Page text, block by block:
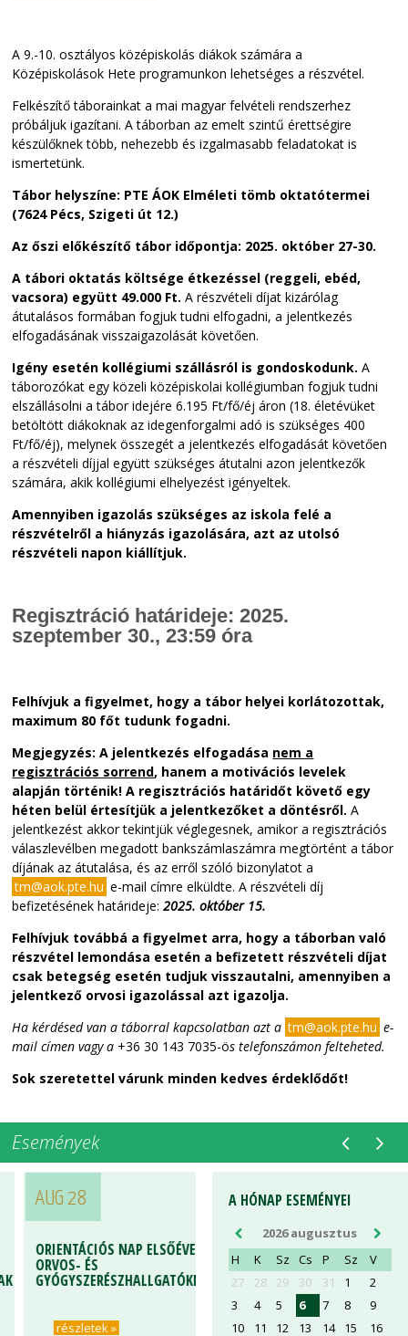
A 9.-10. osztályos középiskolás diákok számára a
Középiskolások Hete programunkon lehetséges a részvétel.
Felkészítő táborainkat a mai magyar felvételi rendszerhez
próbáljuk igazítani. A táborban az emelt szintű érettségire
készülőknek több, nehezebb és izgalmasabb feladatokat is
ismertetünk.
Tábor helyszíne: PTE ÁOK Elméleti tömb oktatótermei
(7624 Pécs, Szigeti út 12.)
Az őszi előkészítő tábor időpontja: 2025. október 27-30.
A tábori oktatás költsége étkezéssel (reggeli, ebéd,
vacsora) együtt 49.000 Ft. A részvételi díjat kizárólag
átutalásos formában fogjuk tudni elfogadni, a jelentkezés
elfogadásának visszaigazolását követően.
Igény esetén kollégiumi szállásról is gondoskodunk.A
táborozókat egy közeli középiskolai kollégiumban fogjuk tudni
elszállásolni a tábor idejére 6.195 Ft/fő/éj áron (18. életévüket
betöltött diákoknak az idegenforgalmi adó is szükséges 400
Ft/fő/éj), melynek összegét a jelentkezés elfogadását követően
a részvételi díjjal együtt szükséges átutalni azon jelentkezők
számára, akik kollégiumi elhelyezést igényeltek.
Amennyiben igazolás szükséges az iskola felé a
részvételről a hiányzás igazolására, azt az utolsó
részvételi napon kiállítjuk.
Regisztráció határideje: 2025.
szeptember 30., 23:59 óra
Felhívjuk a figyelmet, hogy a tábor helyei korlátozottak,
maximum 80 főt tudunk fogadni.
Megjegyzés: A jelentkezés elfogadása nem a
regisztrációs sorrend, hanem a motivációs levelek
alapján történik! A regisztrációs határidőt követő egy
héten belül értesítjük a jelentkezőket a döntésről. A
jelentkezést akkor tekintjük véglegesnek, amikor a regisztrációs
válaszlevélben megadott bankszámlaszámra megtörtént a tábor
díjának az átutalása, és az erről szóló bizonylatot a
tm@aok.pte.hu e-mail címre elküldte. A részvételi díj
befizetésének határideje:2025. október 15.
Felhívjuk továbbá a figyelmet arra, hogy a táborban való
részvétel lemondása esetén a befizetett részvételi díjat
csak betegség esetén tudjuk visszautalni, amennyiben a
jelentkező orvosi igazolással azt igazolja.
Ha kérdésed van a táborral kapcsolatban azt a tm@aok.pte.hu e-
mail címen vagy a +36 30 143 7035-ös telefonszámon felteheted.
Sok szeretettel várunk minden kedves érdeklődőt!
Események
A HÓNAP ESEMÉNYEI
2026 augusztus
H
K Sz Cs P Sz
V
27
28 29 30 31 1
2
3
4 5 6 7 8
9
10
11 12 13 14 15 16
AUG 28
ORIENTÁCIÓS NAP ELSŐÉVES
ORVOS- ÉS
GYÓGYSZERÉSZHALLGATÓKNAK
részletek »